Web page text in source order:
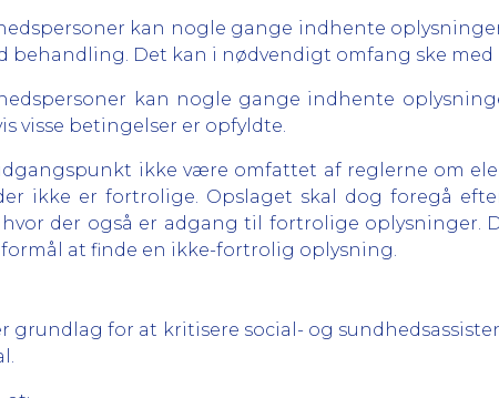
kan nogle gange indhente
behandling. Det kan i nødvendigt omfang ske med
kan nogle gange indhente
visse betingelser er opfyldte.
ikke være omfattet af reglerne om
ikke er fortrolige. Opslaget skal dog foregå
der også er adgang til fortrolige oplysninger.
at finde en ikke-fortrolig oplysning.
grundlag for at kritisere social- og